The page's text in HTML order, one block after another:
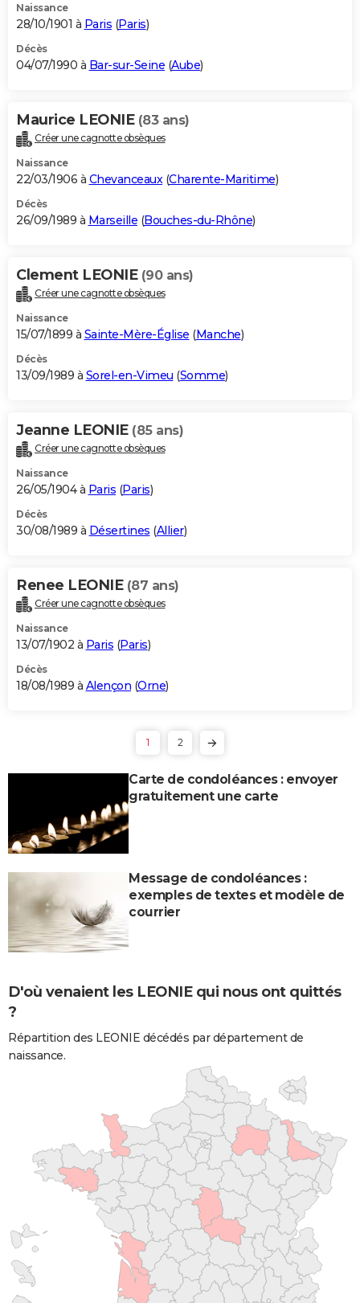
Naissance
28/10/1901 à Paris (Paris)
Décès
04/07/1990 à Bar-sur-Seine (Aube)
Maurice LEONIE (83 ans)
Créer une cagnotte obsèques
Naissance
22/03/1906 à Chevanceaux(Charente-Maritime)
Décès
26/09/1989 à Marseille (Bouches-du-Rhône)
Clement LEONIE (90 ans)
Créer une cagnotte obsèques
Naissance
15/07/1899 à Sainte-Mère-Église (Manche)
Décès
13/09/1989 à Sorel-en-Vimeu (Somme)
Jeanne LEONIE (85 ans)
Créer une cagnotte obsèques
Naissance
26/05/1904 à Paris (Paris)
Décès
30/08/1989 à Désertines (Allier)
Renee LEONIE (87 ans)
Créer une cagnotte obsèques
Naissance
13/07/1902 à Paris (Paris)
Décès
18/08/1989 à Alençon (Orne)
1 2
Carte de condoléances : envoyer
gratuitement une carte
Message de condoléances :
exemples de textes et modèle de
courrier
D'où venaient les LEONIE qui nous ont quittés
?
Répartition des LEONIE décédés par département de
naissance.